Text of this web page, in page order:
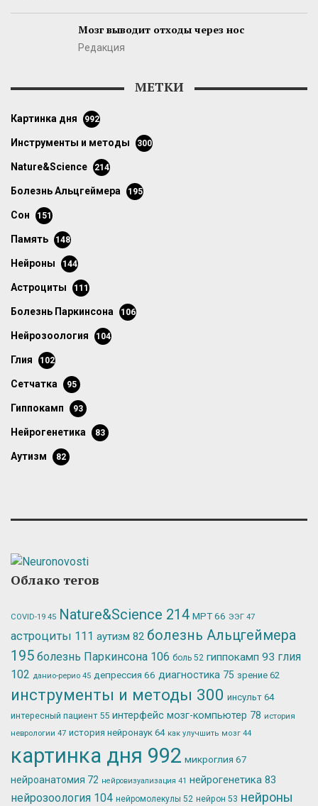
Мозг выводит отходы через нос
Редакция
МЕТКИ
картинка дня 992
инструменты и методы 300
Nature&Science 214
болезнь Альцгеймера 195
сон 151
память 148
нейроны 144
астроциты 111
болезнь Паркинсона 106
нейрозоология 104
глия 102
сетчатка 95
гиппокамп 93
нейрогенетика 83
аутизм 82
Облако тегов
COVID-19 45 Nature&Science 214 МРТ66 ЭЭГ 47
астроциты 111 аутизм 82 болезнь Альцгеймера
195 болезнь Паркинсона 106 боль 52 гиппокамп 93 глия
102 данио-рерио 45 депрессия 66 диагностика 75 зрение 62
инструменты и методы 300 инсульт 64
интересный пациент 55 интерфейс мозг-компьютер 78 история
неврологии 47 история нейронаук 64 как улучшить мозг 44
картинка дня 992 микроглия 67
нейроанатомия 72 нейровизуализация 41 нейрогенетика 83
нейрозоология 104 нейромолекулы 52 нейрон 53 нейроны